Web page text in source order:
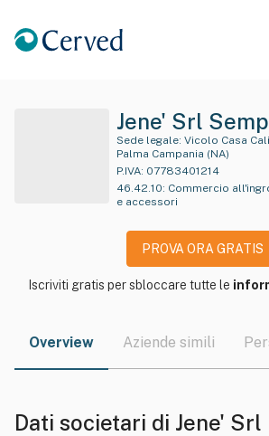
Jene' Srl
Sede legale:
Palma Campania (NA)
P.IVA: 07783401214
46.42.10: Commercio
e accessori
PROVA ORA GRATIS
Iscriviti gratis per sbloccare tutte le
Overview Aziende simili
Dati societari di Jene' Srl